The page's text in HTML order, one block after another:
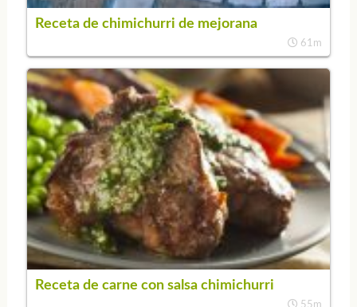
Receta de chimichurri de mejorana
61m
Receta de carne con salsa chimichurri
55m